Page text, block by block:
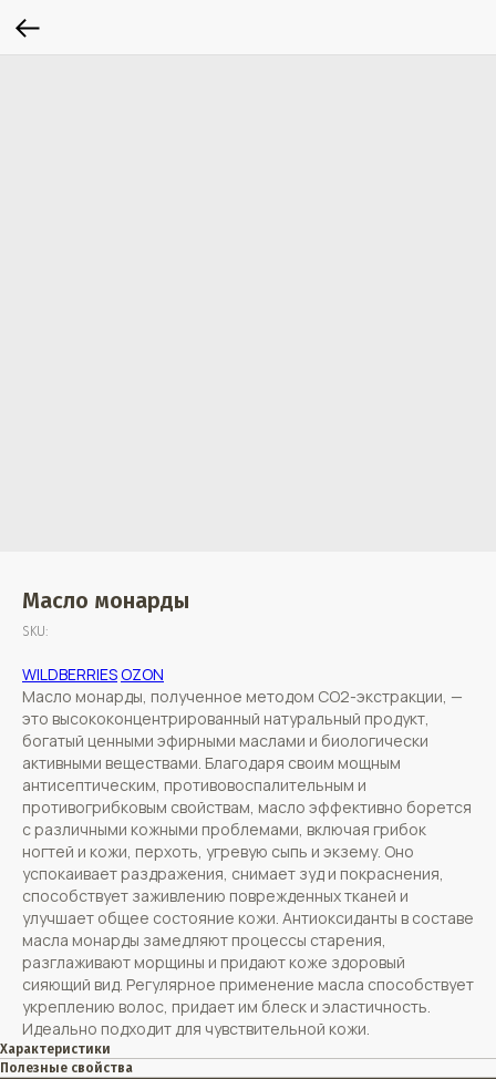
Масло монарды
SKU:
WILDBERRIESOZON
Масло монарды, полученное методом CO2-экстракции, —
это высококонцентрированный натуральный продукт,
богатый ценными эфирными маслами и биологически
активными веществами. Благодаря своим мощным
антисептическим, противовоспалительным и
противогрибковым свойствам, масло эффективно борется
с различными кожными проблемами, включая грибок
ногтей и кожи, перхоть, угревую сыпь и экзему. Оно
успокаивает раздражения, снимает зуд и покраснения,
способствует заживлению поврежденных тканей и
улучшает общее состояние кожи. Антиоксиданты в составе
масла монарды замедляют процессы старения,
разглаживают морщины и придают коже здоровый
сияющий вид. Регулярное применение масла способствует
укреплению волос, придает им блеск и эластичность.
Идеально подходит для чувствительной кожи.
Характеристики
Полезные свойства